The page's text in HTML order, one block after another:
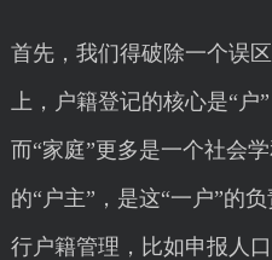
首先，我们得破除一个误
上，户籍登记的核心是“户
而“家庭”更多是一个社会
的“户主”，是这“一户”的
行户籍管理，比如申报人